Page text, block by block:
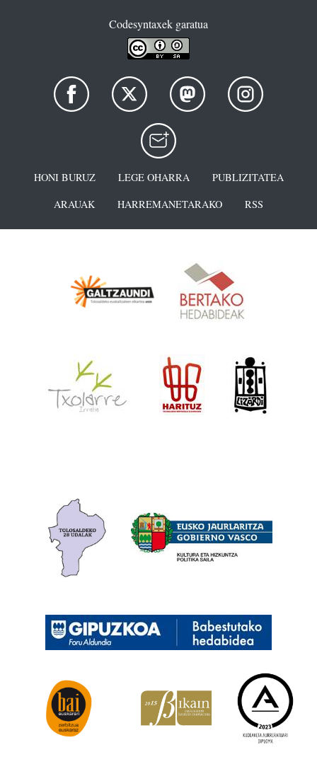
Codesyntaxek garatua
HONI BURUZ LEGE OHARRA
PUBLIZITATEA
ARAUAK
HARREMANETARAKO RSS